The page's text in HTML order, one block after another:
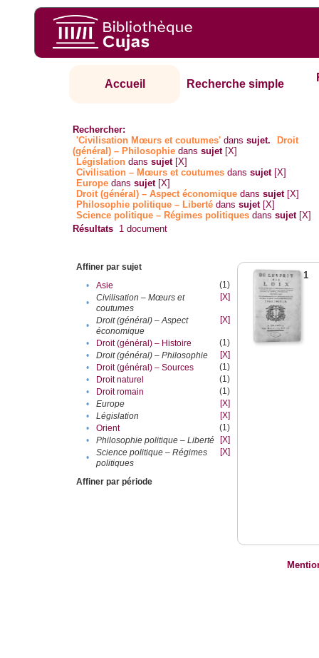
Accueil Recherche simple
Rechercher:
'Civilisation Mœurs et coutumes' danssujet.
Droit
(général) – Philosophie danssujet [X]
Législation danssujet [X]
Civilisation – Mœurs et coutumes danssujet [X]
Europe danssujet [X]
Droit (général) – Aspect économique danssujet [X]
Philosophie politique – Liberté danssujet [X]
Science politique – Régimes politiques danssujet [X]
Résultats 1 document
Affiner par sujet
•
Asie
(1)
•
Civilisation – Mœurs et
coutumes
[X]
•
Droit (général) – Aspect
économique
[X]
• Droit (général) – Histoire
(1)
•
Droit (général) – Philosophie
[X]
•
Droit (général) – Sources
(1)
•
Droit naturel
(1)
•
Droit romain
(1)
•
Europe
[X]
•
Législation
[X]
•
Orient
(1)
•
Philosophie politique – Liberté
[X]
•
Science politique – Régimes
politiques
[X]
Affiner par période
1